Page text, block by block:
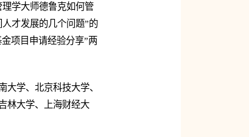
学大师德鲁克如何管
才发展的几个问题”的
项目申请经验分享”两
学、北京科技大学、
林大学、上海财经大